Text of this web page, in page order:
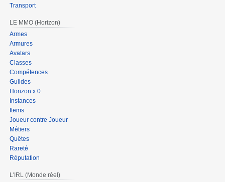
Transport
LE MMO (Horizon)
Armes
Armures
Avatars
Classes
Compétences
Guildes
Horizon x.0
Instances
Items
Joueur contre Joueur
Métiers
Quêtes
Rareté
Réputation
L'IRL (Monde réel)